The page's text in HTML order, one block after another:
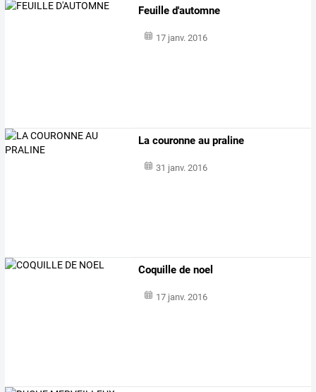
Feuille d'automne
17 janv. 2016
La couronne au praline
31 janv. 2016
Coquille de noel
17 janv. 2016